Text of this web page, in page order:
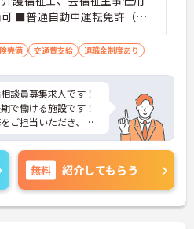
■普通自動車運転免許（必
）
完備 交通費支給 退職金制度あり
談員募集求人です！
で働ける施設です！
ご担当いただき、ご
ントなど、さらに詳
ご相談ください。
無料 紹介してもらう